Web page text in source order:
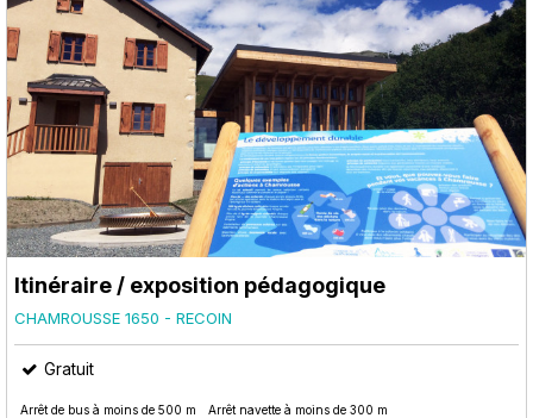
Itinéraire / exposition pédagogique
CHAMROUSSE 1650 - RECOIN
Gratuit
Arrêt de bus à moins de 500 m Arrêt navette à moins de 300 m